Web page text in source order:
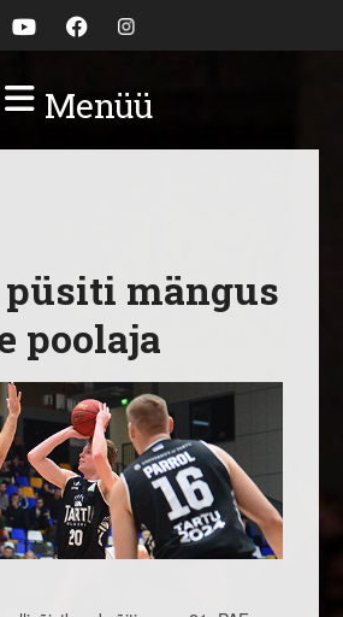
Menüü
püsiti mängus
poolaja